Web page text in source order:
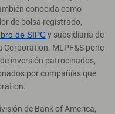
conocida como
de bolsa registrado,
de SIPCy subsidiaria de
Corporation. MLPF&S pone
inversión patrocinados,
por compañías que
de Bank of America,